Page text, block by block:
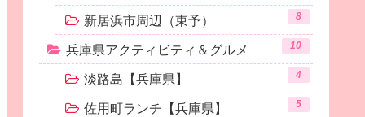
新居浜市周辺（東予） 8
兵庫県アクティビティ＆グルメ 10
淡路島【兵庫県】 4
佐用町ランチ【兵庫県】 5